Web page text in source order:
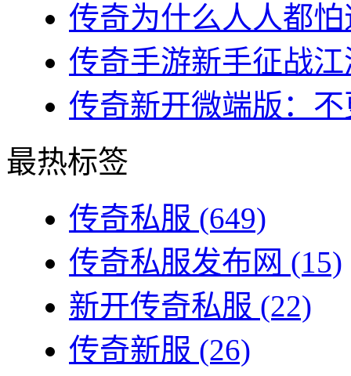
传奇为什么人人都
传奇手游新手征战
传奇新开微端版：
最热标签
传奇私服 (649)
传奇私服发布网 (15)
新开传奇私服 (22)
传奇新服 (26)